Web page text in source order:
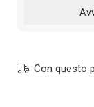
Con questo